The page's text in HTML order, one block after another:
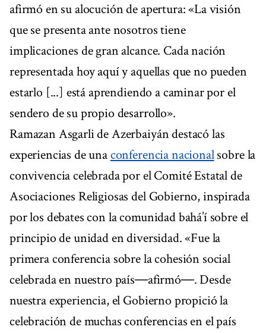
afirmó en su alocución de apertura: «La visión
que se presenta ante nosotros tiene
implicaciones de gran alcance. Cada nación
representada hoy aquí y aquellas que no pueden
estarlo [...] está aprendiendo a caminar por el
sendero de su propio desarrollo».
Ramazan Asgarli de Azerbaiyán destacó las
experiencias de unaconferencia nacionalsobre la
convivencia celebrada por el Comité Estatal de
Asociaciones Religiosas del Gobierno, inspirada
por los debates con la comunidad bahá’í sobre el
principio de unidad en diversidad. «Fue la
primera conferencia sobre la cohesión social
celebrada en nuestro país―afirmó―. Desde
nuestra experiencia, el Gobierno propició la
celebración de muchas conferencias en el país